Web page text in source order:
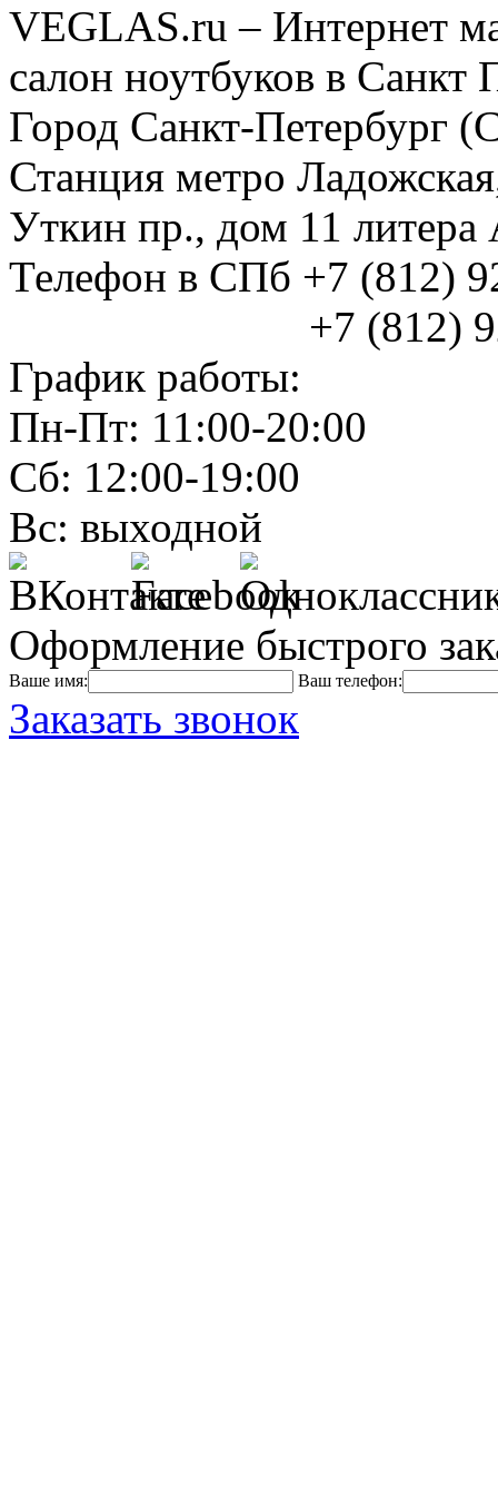
VEGLAS.ru – Интернет
салон ноутбуков в Санкт
Город Санкт-Петербург
Станция метро
Уткин пр., дом 11
Телефон в СПб +7 (812)
+7 (812)
График работы:
Пн-Пт: 11:00-20:00
Сб: 12:00-19:00
Вс: выходной
Оформление быстрого
Ваше имя: Ваш телефон:
Заказать звонок